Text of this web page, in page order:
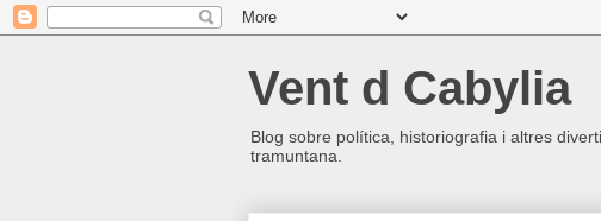
Vent d Cabylia
Blog sobre política, historiografia i altres
tramuntana.